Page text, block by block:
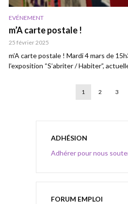
EVÉNEMENT
m’A carte postale !
25 février 2025
m’A carte postale ! Mardi 4 mars de
l’exposition “S’abriter / Habiter”,
1 2 3
ADHÉSION
Adhérer pour nous
FORUM EMPLOI